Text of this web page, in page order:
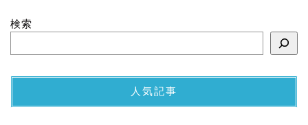
検索
人気記事